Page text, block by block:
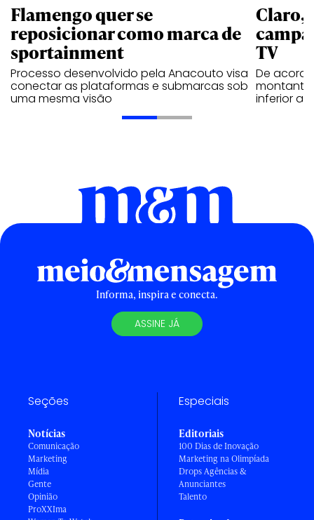
Flamengo quer se
reposicionar como marca de
sportainment
Processo desenvolvido pela Anacouto visa
conectar as plataformas e submarcas sob
uma mesma visão
Claro,
TV
De
montante
inferior
Informa, inspira e conecta.
ASSINE JÁ
Seções
Notícias
Comunicação
Marketing
Mídia
Gente
Opinião
ProXXIma
Especiais
Editoriais
100 Dias de Inovação
Marketing na Olimpíada
Drops Agências &
Anunciantes
Talento